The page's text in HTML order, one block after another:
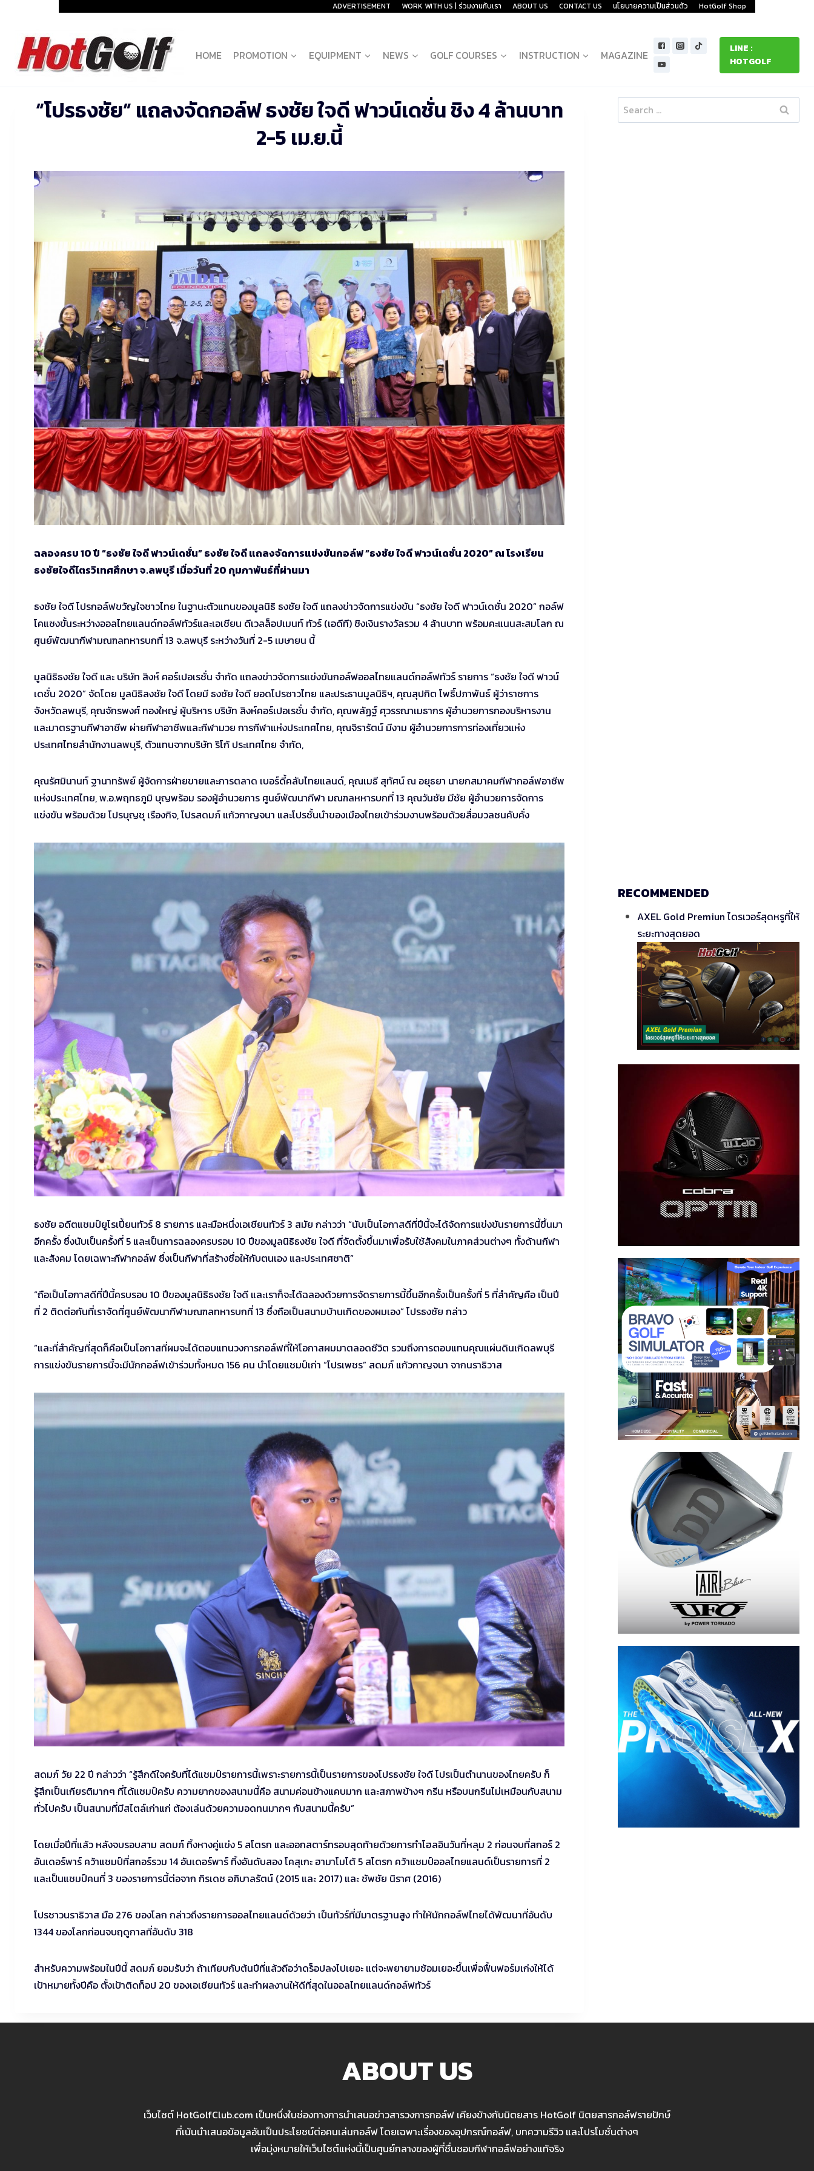
content
ADVERTISEMENT WORK WITH US | ร่วมงานกับเรา ABOUT US CONTACT US นโยบายความเป็นส่วนตัว HotGolf Shop
HOME PROMOTION EQUIPMENT NEWS GOLF COURSES INSTRUCTION MAGAZINE
LINE :
HOTGOLF
“โปรธงชัย” แถลงจัดกอล์ฟ ธงชัย ใจดี ฟาวน์เดชั่น ชิง 4 ล้านบาท
2-5 เม.ย.นี้
ฉลองครบ 10 ปี “ธงชัย ใจดี ฟาวน์เดชั่น” ธงชัย ใจดี แถลงจัดการแข่งขันกอล์ฟ “ธงชัย ใจดี ฟาวน์เดชั่น 2020” ณ โรงเรียน
ธงชัยใจดีไตรวิเทศศึกษา จ.ลพบุรี เมื่อวันที่ 20 กุมภาพันธ์ที่ผ่านมา
ธงชัย ใจดี โปรกอล์ฟขวัญใจชาวไทย ในฐานะตัวแทนของมูลนิธิ ธงชัย ใจดี แถลงข่าวจัดการแข่งขัน “ธงชัย ใจดี ฟาวน์เดชั่น 2020” กอล์ฟ
โคแซงขั้นระหว่างออลไทยแลนด์กอล์ฟทัวร์และเอเชียน ดีเวลล็อปเมนท์ ทัวร์ (เอดีที) ชิงเงินรางวัลรวม 4 ล้านบาท พร้อมคะแนนสะสมโลก ณ
ศูนย์พัฒนากีฬามณฑลทหารบกที่ 13 จ.ลพบุรี ระหว่างวันที่ 2-5 เมษายน นี้
มูลนิธิธงชัย ใจดี และ บริษัท สิงห์ คอร์เปอเรชั่น จำกัด แถลงข่าวจัดการแข่งขันกอล์ฟออลไทยแลนด์กอล์ฟทัวร์ รายการ “ธงชัย ใจดี ฟาวน์
เดชั่น 2020” จัดโดย มูลนิธิลงชัย ใจดี โดยมี ธงชัย ใจดี ยอดโปรซาวไทย และประธานมูลนิธิฯ, คุณสุปกิต โพธิ์ปภาพันธ์ ผู้ว่าราชการ
จังหวัดลพบุรี, คุณจักรพงศ์ ทองใหญ่ ผู้บริหาร บริษัท สิงห์คอร์เปอเรชั่น จำกัด, คุณพลัฏฐ์ ศุวรรณาเมธากร ผู้อำนวยการกองบริหารงาน
และมาตรฐานกีฬาอาชีพ ผ่ายกีฬาอาชีพและกีฬามวย การกีฬาแห่งประเทศไทย, คุณจิรารัตน์ มีงาม ผู้อำนวยการการท่องเที่ยวแห่ง
ประเทศไทยสำนักงานลพบุรี, ตัวแทนจากบริษัท ริโก้ ประเทศไทย จำกัด,
คุณรัศมินานท์ ฐานาทร้พย์ ผู้จัดการฝ่ายขายและการตลาด เบอร์ดี้คลับไทยแลนด์, คุณเมธี สุทัศน์ ณ อยุธยา นายกสมาคมกีฬากอล์ฟอาชีพ
แห่งประเทศไทย, พ.อ.พฤทธภูมิ บุญพร้อม รองผู้อำนวยการ ศูนย์พัฒนากีฬา มณฑลหหารบกที่ 13 คุณวันชัย มีชัย ผู้อำนวยการจัดการ
แข่งขัน พร้อมด้วย โปรบุญชุ เรืองกิจ, โปรสดมภ์ แก้วกาญจนา และโปรชั้นนำของเมืองไทยเข้าร่วมงานพร้อมด้วยสื่อมวลชนคับคั่ง
ธงชัย อดีตแชมป์ยูโรเปี้ยนทัวร์ 8 รายการ และมือหนึ่งเอเชียนทัวร์ 3 สมัย กล่าวว่า “นับเป็นโอกาสดีที่ปีนี้จะได้จัดการแข่งขันรายการนี้ขึ้นมา
อีกครั้ง ซึ่งนับเป็นครั้งที่ 5 และเป็นการฉลองครบรอบ 10 ปีของมูลนิธิธงชัย ใจดี ที่จัดตั้งขึ้นมาเพื่อรับใช้สังคมในภาคส่วนต่างๆ ทั้งด้านกีฬา
และสังคม โดยเฉพาะกีฬากอล์ฟ ซึ่งเป็นกีฬาที่สร้างชื่อให้กับตนเอง และประเทศชาติ”
“ถือเป็นโอกาสดีที่ปีนี้ครบรอบ 10 ปีของมูลนิธิธงชัย ใจดี และเราก็จะได้ฉลองด้วยการจัดรายการนี้ขึ้นอีกครั้งเป็นครั้งที่ 5 ที่สำคัญคือ เป็นปี
ที่ 2 ติดต่อกันที่เราจัดที่ศูนย์พัฒนากีฬามณฑลทหารบกที่ 13 ซึ่งถือเป็นสนามบ้านเกิดของผมเอง” โปรธงชัย กล่าว
“และที่สำคัญที่สุดก็คือเป็นโอกาสที่ผมจะได้ตอบแทนวงการกอล์ฟที่ให้โอกาสผมมาตลอดชีวิต รวมถึงการตอบแทนคุณแผ่นดินเกิดลพบุรี
การแข่งขันรายการนี้จะมีนักกอล์ฟเข้าร่วมทั้งหมด 156 คน นำโดยแชมป์เก่า “โปรเพชร” สดมภ์ แก้วกาญจนา จากนราธิวาส
สดมภ์ วัย 22 ปี กล่าวว่า “รู้สึกดีใจครับที่ได้แชมป์รายการนี้เพราะรายการนี้เป็นรายการของโปรธงชัย ใจดี โปรเป็นตำนานของไทยครับ ก็
รู้สึกเป็นเกียรติมากๆ ที่ได้แชมป์ครับ ความยากของสนามนี้คือ สนามค่อนข้างแคบมาก และสภาพข้างๆ กรีน หรือบนกรีนไม่เหมือนกับสนาม
ทั่วไปครับ เป็นสนามที่มีสไตล์เก่าแก่ ต้องเล่นด้วยความอดทนมากๆ กับสนามนี้ครับ”
โดยเมื่อปีที่แล้ว หลังจบรอบสาม สดมภ์ ทิ้งหางคู่แข่ง 5 สโตรก และออกสตาร์ทรอบสุดท้ายด้วยการทำโฮลอินวันที่หลุม 2 ก่อนจบที่สกอร์ 2
อันเดอร์พาร์ คว้าแชมป์ที่สกอร์รวม 14 อันเดอร์พาร์ ทิ้งอันดับสอง โคสุเกะ ฮามาโมโต้ 5 สโตรก คว้าแชมป์ออลไทยแลนด์เป็นรายการที่ 2
และเป็นแชมป์คนที่ 3 ของรายการนี้ต่อจาก กิรเดช อภิบาลรัตน์ (2015 และ 2017) และ ชัพชัย นิราศ (2016)
โปรชาวนราธิวาส มือ 276 ของโลก กล่าวถึงรายการออลไทยแลนด์ด้วยว่า เป็นทัวร์ที่มีมาตรฐานสูง ทำให้นักกอล์ฟไทยได้พัฒนาที่อันดับ
1344 ของโลกก่อนจบฤดูกาลที่อันดับ 318
สำหรับความพร้อมในปีนี้ สดมภ์ ยอมรับว่า ถ้าเทียบกับต้นปีที่แล้วถีอว่าดร็อปลงไปเยอะ แต่จะพยายามช้อมเยอะขึ้นเพื่อฟื้นฟอร์มเก่งให้ได้
เป้าหมายทั้งปีคือ ตั้งเป้าติดท็อป 20 ของเอเชียนทัวร์ และทำผลงานให้ดีที่สุดในออลไทยแลนด์กอล์ฟทัวร์
Search
for:
RECOMMENDED
AXEL Gold Premiun ไดรเวอร์สุดหรูที่ให้
ระยะทางสุดยอด
ABOUT US
เว็บไซต์ HotGolfClub.com เป็นหนึ่งในช่องทางการนำเสนอข่าวสารวงการกอล์ฟ เคียงข้างกับนิตยสาร HotGolf นิตยสารกอล์ฟรายปักษ์
ที่เน้นนำเสนอข้อมูลอันเป็นประโยชน์ต่อคนเล่นกอล์ฟ โดยเฉพาะเรื่องของอุปกรณ์กอล์ฟ, บทความรีวิว และโปรโมชั่นต่างๆ
เพื่อมุ่งหมายให้เว็บไซต์แห่งนี้เป็นศูนย์กลางของผู้ที่ชื่นชอบกีฬากอล์ฟอย่างแท้จริง